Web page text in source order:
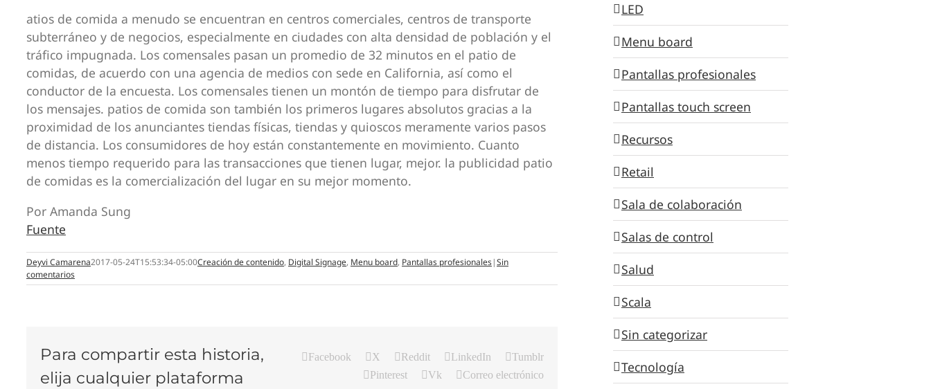
atios de comida a menudo se encuentran en centros comerciales, centros de transporte
subterráneo y de negocios, especialmente en ciudades con alta densidad de población y el
tráfico impugnada. Los comensales pasan un promedio de 32 minutos en el patio de
comidas, de acuerdo con una agencia de medios con sede en California, así como el
conductor de la encuesta. Los comensales tienen un montón de tiempo para disfrutar de
los mensajes. patios de comida son también los primeros lugares absolutos gracias a la
proximidad de los anunciantes tiendas físicas, tiendas y quioscos meramente varios pasos
de distancia. Los consumidores de hoy están constantemente en movimiento. Cuanto
menos tiempo requerido para las transacciones que tienen lugar, mejor. la publicidad patio
de comidas es la comercialización del lugar en su mejor momento.
Por Amanda Sung
Fuente
Deyvi Camarena2017-05-24T15:53:34-05:00Creación de contenido, Digital Signage, Menu board, Pantallas profesionales|Sin
comentarios
Para compartir esta historia,
elija cualquier plataforma
Facebook X Reddit LinkedIn
Tumblr
Pinterest
Vk Correo electrónico
LED
Menu board
Pantallas profesionales
Pantallas touch screen
Recursos
Retail
Sala de colaboración
Salas de control
Salud
Scala
Sin categorizar
Tecnología